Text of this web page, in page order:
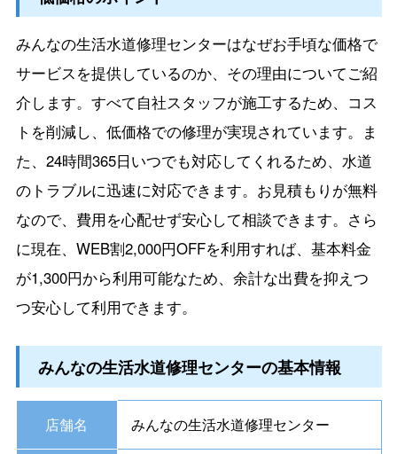
みんなの生活水道修理センターはなぜお手頃な価格で
サービスを提供しているのか、その理由についてご紹
介します。すべて自社スタッフが施工するため、コス
トを削減し、低価格での修理が実現されています。ま
た、24時間365日いつでも対応してくれるため、水道
のトラブルに迅速に対応できます。お見積もりが無料
なので、費用を心配せず安心して相談できます。さら
に現在、WEB割2,000円OFFを利用すれば、基本料金
が1,300円から利用可能なため、余計な出費を抑えつ
つ安心して利用できます。
みんなの生活水道修理センターの基本情報
店舗名 みんなの生活水道修理センター